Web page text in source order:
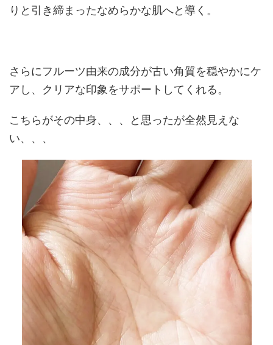
りと引き締まったなめらかな肌へと導く。
さらにフルーツ由来の成分が古い角質を穏やかにケ
アし、クリアな印象をサポートしてくれる。
こちらがその中身、、、と思ったが全然見えな
い、、、